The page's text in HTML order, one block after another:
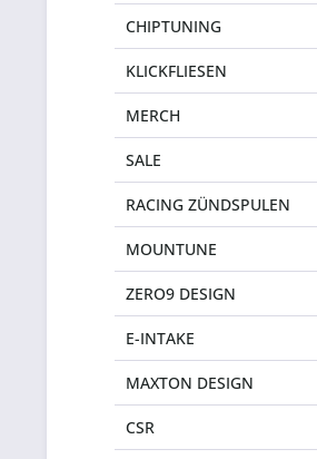
CHIPTUNING
KLICKFLIESEN
MERCH
SALE
RACING ZÜNDSPULEN
MOUNTUNE
ZERO9 DESIGN
E-INTAKE
MAXTON DESIGN
CSR